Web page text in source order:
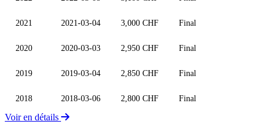
2021 2021-03-04 3,000 CHF Final
2020 2020-03-03 2,950 CHF Final
2019 2019-03-04 2,850 CHF Final
2018 2018-03-06 2,800 CHF Final
Voir en détails